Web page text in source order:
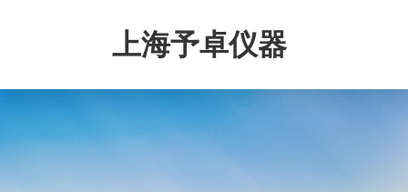
上海予卓仪器